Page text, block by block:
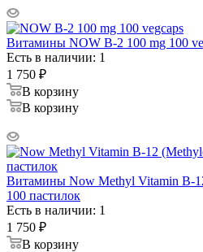
Витамины NOW B-2 100 mg 100
Есть в наличии: 1
1 750 ₽
В корзину
В корзину
Витамины Now Methyl Vitamin B-
100 пастилок
Есть в наличии: 1
1 750 ₽
В корзину